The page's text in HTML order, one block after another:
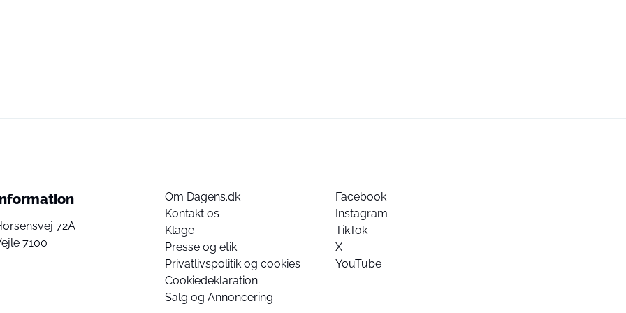
72A
7100
Om Dagens.dk
Kontakt os
Klage
Presse og etik
Privatlivspolitik og cookies
Cookiedeklaration
Salg og Annoncering
Facebook
Instagram
TikTok
X
YouTube